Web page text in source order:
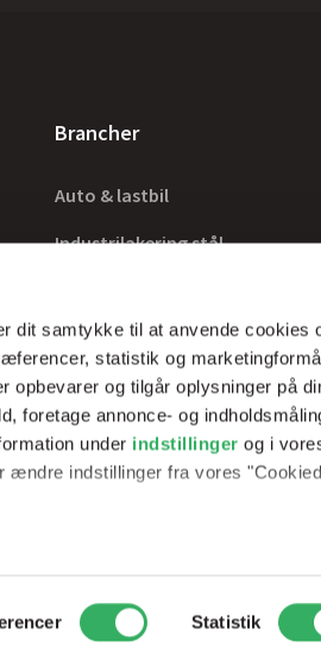
dit samtykke til at anvende cookies
statistik og
opbevarer og tilgår oplysninger på
foretage annonce- og
under indstillinger og i
indstillinger fra vores
indhold og annoncer, til at vise
også oplysninger om din brug af
Statistik
Brancher
Auto & lastbil
Industrilakering stål
Tilbehør
Skrams Vej 7, 5220 Odense SØ